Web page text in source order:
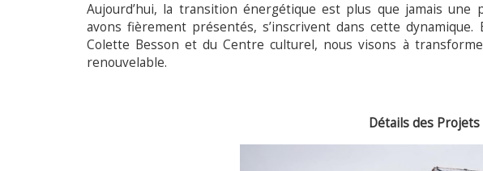
Aujourd’hui, la transition énergétique est plus que jamais
avons fièrement présentés, s’inscrivent dans cette
Colette Besson et du Centre culturel, nous visons à
renouvelable.
Détails des Projets